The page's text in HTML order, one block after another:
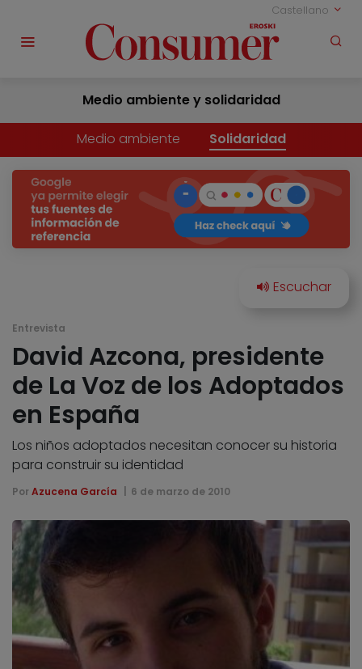
Castellano
Medio ambiente y solidaridad
Medio ambiente Solidaridad
Entrevista
David Azcona, presidente
de La Voz de los Adoptados
en España
Los niños adoptados necesitan conocer su historia
para construir su identidad
Por Azucena García 6 de marzo de 2010